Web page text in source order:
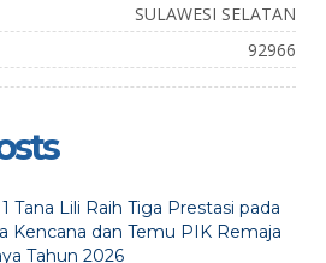
SULAWESI SELATAN
92966
Tana Lili Raih Tiga Prestasi pada
Kencana dan Temu PIK Remaja
Tahun 2026